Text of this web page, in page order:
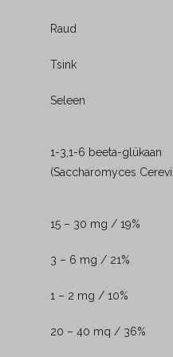
Raud
Tsink
Seleen
1-3,1-6 beeta-glükaan
(Saccharomyces
15 – 30 mg / 19%
3 – 6 mg / 21%
1 – 2 mg / 10%
20 – 40 mq / 36%